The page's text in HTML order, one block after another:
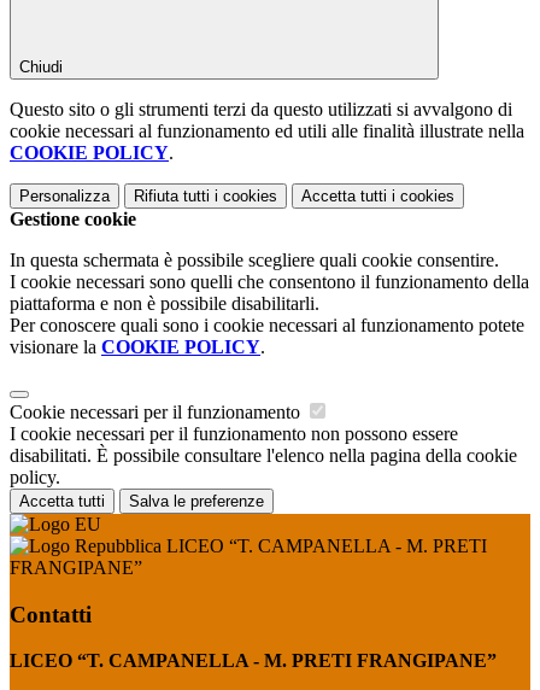
Chiudi
Questo sito o gli strumenti terzi da questo utilizzati si avvalgono di
cookie necessari al funzionamento ed utili alle finalità illustrate nella
COOKIE POLICY.
Personalizza Rifiuta tutti i cookies Accetta tutti i cookies
Gestione cookie
In questa schermata è possibile scegliere quali cookie consentire.
I cookie necessari sono quelli che consentono il funzionamento della
piattaforma e non è possibile disabilitarli.
Per conoscere quali sono i cookie necessari al funzionamento potete
visionare la COOKIE POLICY.
Cookie necessari per il funzionamento
I cookie necessari per il funzionamento non possono essere
disabilitati. È possibile consultare l'elenco nella pagina della cookie
policy.
Accetta tutti Salva le preferenze
LICEO “T. CAMPANELLA - M. PRETI
FRANGIPANE”
Contatti
LICEO “T. CAMPANELLA - M. PRETI FRANGIPANE”